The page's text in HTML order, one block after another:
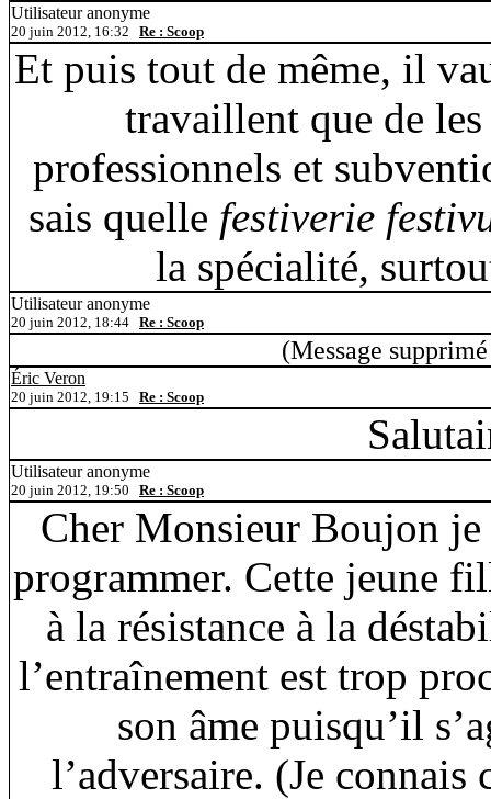
Utilisateur anonyme
20 juin 2012, 16:32 Re : Scoop
Et puis tout de même, il
travaillent que de
professionnels et
sais quelle festiverie
la spécialité,
Utilisateur anonyme
20 juin 2012, 18:44 Re : Scoop
(Message
Éric Veron
20 juin 2012, 19:15 Re : Scoop
Utilisateur anonyme
20 juin 2012, 19:50 Re : Scoop
Cher Monsieur Boujon je
programmer. Cette jeune
à la résistance à la
l’entraînement est trop
son âme puisqu’il
l’adversaire. (Je connais